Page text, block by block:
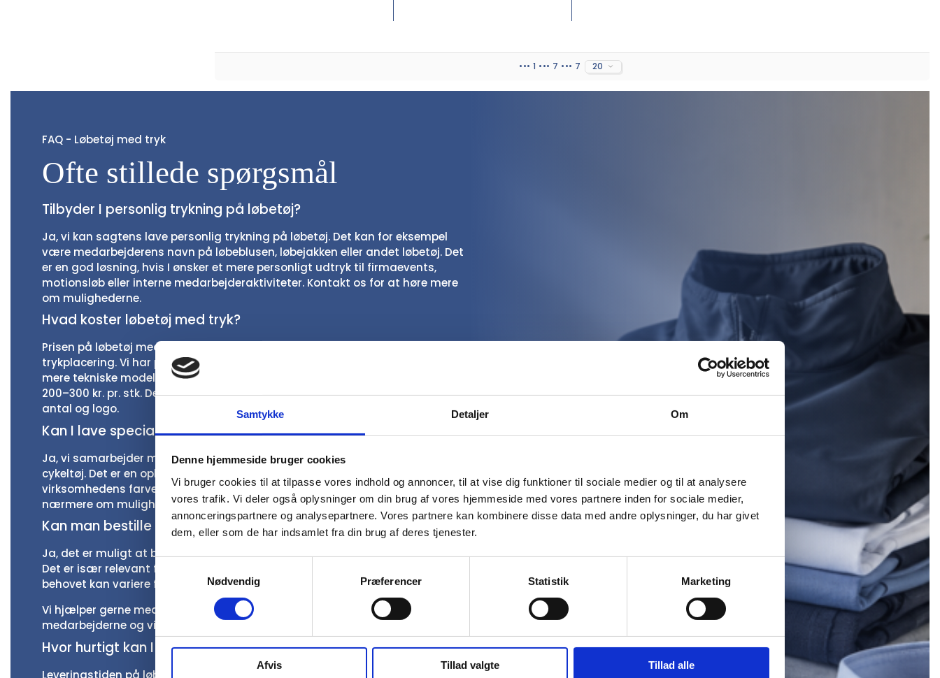
Samtykke Detaljer Om
Denne hjemmeside bruger cookies
Vi bruger cookies til at tilpasse vores indhold og annoncer, til at vise dig funktioner til sociale medier og til at analysere
vores trafik. Vi deler også oplysninger om din brug af vores hjemmeside med vores partnere inden for sociale medier,
annonceringspartnere og analysepartnere. Vores partnere kan kombinere disse data med andre oplysninger, du har givet
dem, eller som de har indsamlet fra din brug af deres tjenester.
Samtykkevalg
Nødvendig
Præferencer Statistik Marketing
Afvis Tillad valgte Tillad alle
••• 1 ••• 7 ••• 7 20
FAQ - Løbetøj med tryk
Ofte stillede spørgsmål
Tilbyder I personlig trykning på løbetøj?
Ja, vi kan sagtens lave personlig trykning på løbetøj. Det kan for eksempel
være medarbejderens navn på løbeblusen, løbejakken eller andet løbetøj. Det
er en god løsning, hvis I ønsker et mere personligt udtryk til firmaevents,
motionsløb eller interne medarbejderaktiviteter. Kontakt os for at høre mere
om mulighederne.
Hvad koster løbetøj med tryk?
Prisen på løbetøj med tryk afhænger af produkt, antal, mærke og
trykplacering. Vi har prisvenlige modeller fra ca. 35 kr. pr. stk. inkl. tryk, mens
mere tekniske modeller fra brands som Fusion og Craft typisk ligger omkring
200–300 kr. pr. stk. Den endelige pris afhænger af jeres ønsker til kvalitet,
antal og logo.
Kan I lave specialdesignet løbetøj?
Ja, vi samarbejder med Craft og kan tilbyde fuldt specialdesignet løbe- og
cykeltøj. Det er en oplagt løsning, hvis I ønsker et unikt design med
virksomhedens farver, logo, sponsorer eller eventnavn. Kontakt os for at høre
nærmere om muligheder, minimumsantal og leveringstid.
Kan man bestille firmatøj i forskellige størrelser og farver?
Ja, det er muligt at bestille firmatøj i forskellige størrelser, farver og modeller.
Det er især relevant for virksomheder med mange medarbejdere, hvor
behovet kan variere fra person til person.
Vi hjælper gerne med at sammensætte en løsning, hvor tøjet passer til både
medarbejderne og virksomhedens visuelle identitet.
Hvor hurtigt kan I levere løbetøj med tryk i Danmark?
Leveringstiden på løbetøj med tryk afhænger af produkt, antal og